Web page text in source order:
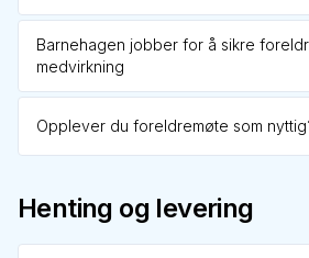
Barnehagen jobber for å sikre
medvirkning
Opplever du foreldremøte som
Henting og levering